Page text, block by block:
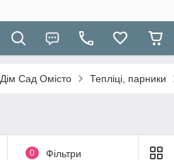
Дім Сад Омісто Тепліці, парники
0 Фільтри